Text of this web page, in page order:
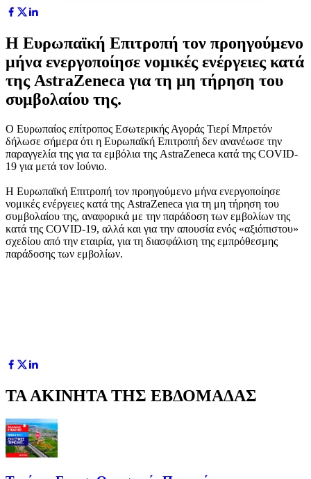
Η Ευρωπαϊκή Επιτροπή τον προηγούμενο
μήνα ενεργοποίησε νομικές ενέργειες κατά
της AstraZeneca για τη μη τήρηση του
συμβολαίου της.
Ο Ευρωπαίος επίτροπος Εσωτερικής Αγοράς Τιερί Μπρετόν
δήλωσε σήμερα ότι η Ευρωπαϊκή Επιτροπή δεν ανανέωσε την
παραγγελία της για τα εμβόλια της AstraZeneca κατά της COVID-
19 για μετά τον Ιούνιο.
Η Ευρωπαϊκή Επιτροπή τον προηγούμενο μήνα ενεργοποίησε
νομικές ενέργειες κατά της AstraZeneca για τη μη τήρηση του
συμβολαίου της, αναφορικά με την παράδοση των εμβολίων της
κατά της COVID-19, αλλά και για την απουσία ενός «αξιόπιστου»
σχεδίου από την εταιρία, για τη διασφάλιση της εμπρόθεσμης
παράδοσης των εμβολίων.
ΤΑ ΑΚΙΝΗΤΑ ΤΗΣ ΕΒΔΟΜΑΔΑΣ